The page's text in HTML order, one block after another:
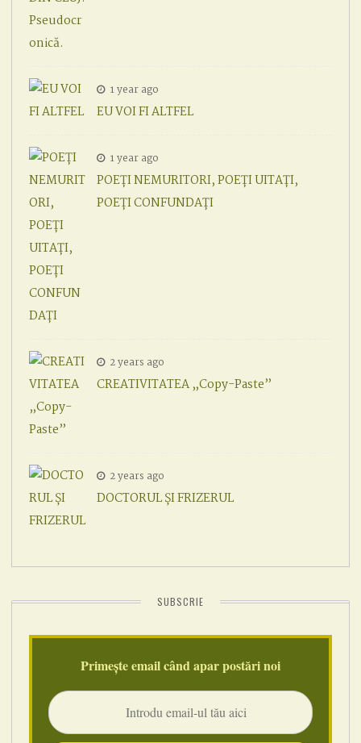
1 year ago
EU VOI FI ALTFEL
1 year ago
POEȚI NEMURITORI, POEȚI UITAȚI,
POEȚI CONFUNDAȚI
2 years ago
CREATIVITATEA „Copy-Paste”
2 years ago
DOCTORUL ȘI FRIZERUL
SUBSCRIE
Primește email când apar postări noi